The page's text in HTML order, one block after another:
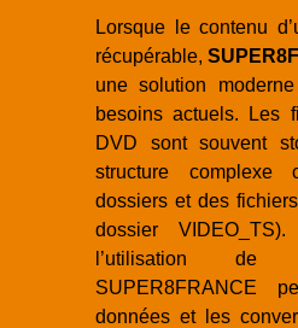
Lorsque le contenu
récupérable,
une solution
besoins actuels. Les
DVD sont souvent
structure complexe
dossiers et des
dossier
l’utilisation de
SUPER8FRANCE
données et les